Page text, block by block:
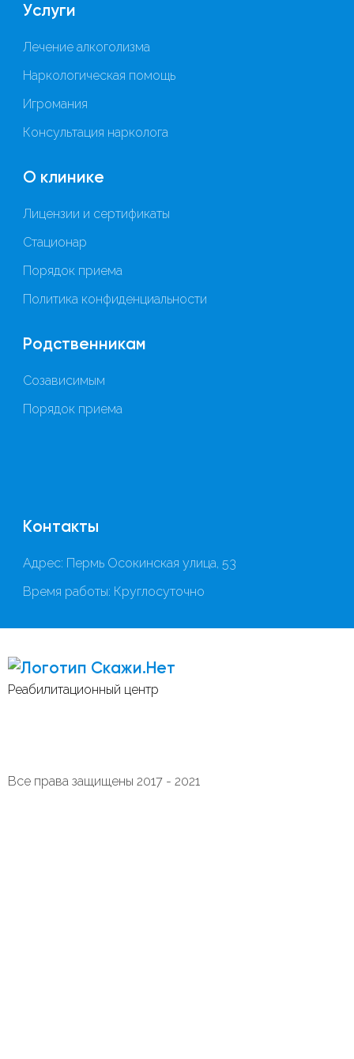
Скажи.Нет
Реабилитационный центр
Все права защищены 2017 - 2021
Услуги
Лечение алкоголизма
Наркологическая помощь
Игромания
Консультация нарколога
О клинике
Лицензии и сертификаты
Стационар
Порядок приема
Политика конфиденциальности
Родственникам
Созависимым
Порядок приема
Контакты
Адрес: Пермь Осокинская улица, 53
Время работы: Круглосуточно